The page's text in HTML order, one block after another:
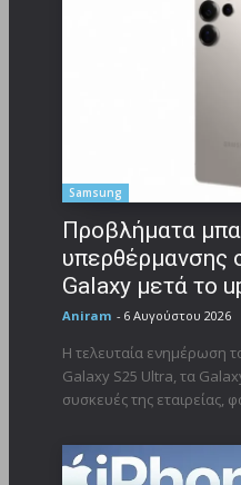
Samsung
Προβλήματα
υπερθέρμανσης
Galaxy μετά το
Aniram - 6 Αυγούστου 2026
Η τελευταία ενημέρωση
Galaxy S25 Ultra, τα
συσκευές της εταιρείας,